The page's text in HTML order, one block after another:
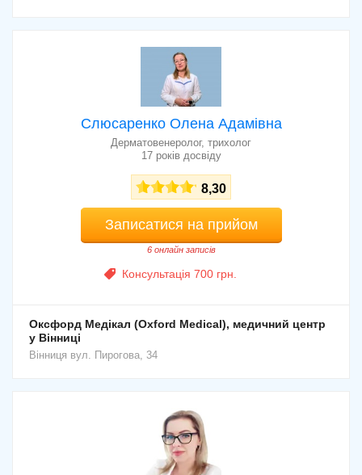
Слюсаренко Олена Адамівна
Дерматовенеролог, трихолог
17 років досвіду
8,30
Записатися на прийом
6 онлайн записів
Консультація 700 грн.
Оксфорд Медікал (Oxford Medical), медичний центр
у Вінниці
Вінниця вул. Пирогова, 34